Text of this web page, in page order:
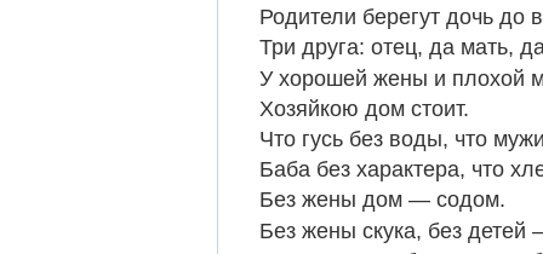
Родители берегут дочь
Три друга: отец, да мать,
У хорошей жены и плохой
Хозяйкою дом стоит.
Что гусь без воды, что
Баба без характера, что
Без жены дом — содом.
Без жены скука, без детей